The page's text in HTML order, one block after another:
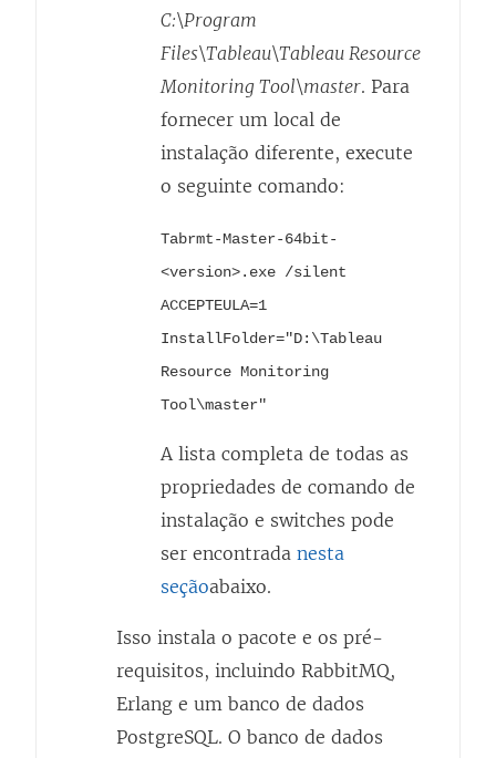
C:\Program
Files\Tableau\Tableau Resource
Monitoring Tool\master. Para
fornecer um local de
instalação diferente, execute
o seguinte comando:
Tabrmt-Master-64bit-
<version>.exe /silent
ACCEPTEULA=1
InstallFolder="D:\Tableau
Resource Monitoring
Tool\master"
A lista completa de todas as
propriedades de comando de
instalação e switches pode
ser encontrada nesta
seçãoabaixo.
Isso instala o pacote e os pré-
requisitos, incluindo RabbitMQ,
Erlang e um banco de dados
PostgreSQL. O banco de dados